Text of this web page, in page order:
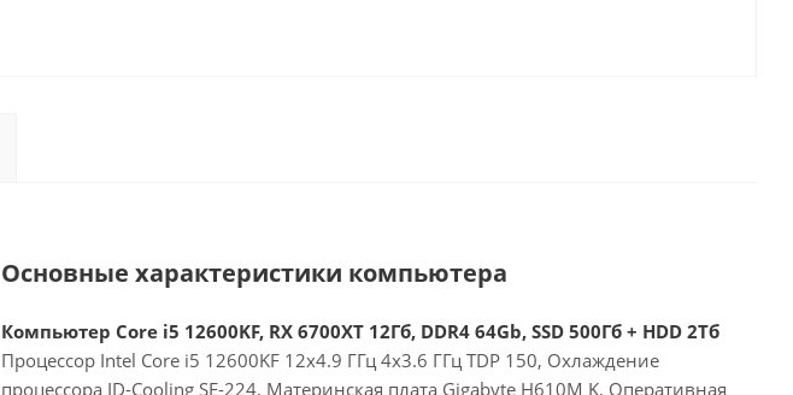
Основные характеристики компьютера
Компьютер Core i5 12600KF, RX 6700XT 12Гб, DDR4 64Gb, SSD 500Гб + HDD 2Тб
Процессор Intel Core i5 12600KF 12x4.9 ГГц 4x3.6 ГГц TDP 150, Охлаждение
процессора ID-Cooling SE-224, Материнская плата Gigabyte H610M K, Оперативная